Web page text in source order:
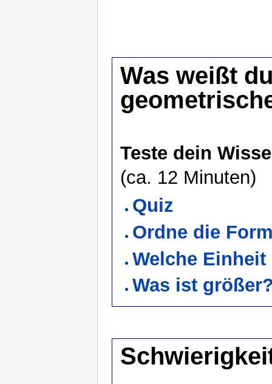
Was weißt
Teste dein
(ca. 12 Minuten)
Quiz
Ordne die
Welche
Was ist